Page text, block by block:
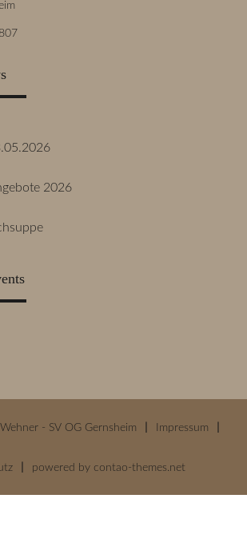
2026
- SV OG Gernsheim Impressum
powered by contao-themes.net